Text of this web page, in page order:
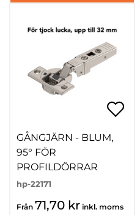
GÅNGJÄRN - BLUM,
95° FÖR
PROFILDÖRRAR
hp-22171
Från 71,70 kr inkl. moms